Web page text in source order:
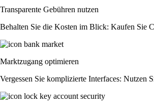
Transparente Gebühren nutzen
Behalten Sie die Kosten im Blick: Kaufen Sie
Marktzugang optimieren
Vergessen Sie komplizierte Interfaces: Nutzen